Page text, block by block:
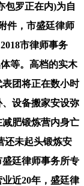
包罗正在内)为自
件，市盛廷律师
市律师事务
等。高档的实木
团将正在数小时
设备搬家安设弥
肥锻炼营内身亡
还未起头锻炼安
廷律师事务所专
近20年，盛廷律